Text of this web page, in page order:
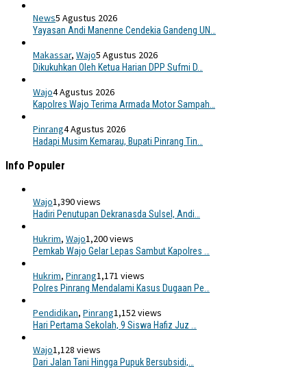
News5 Agustus 2026
Yayasan Andi Manenne Cendekia Gandeng UN…
Makassar, Wajo5 Agustus 2026
Dikukuhkan Oleh Ketua Harian DPP Sufmi D…
Wajo4 Agustus 2026
Kapolres Wajo Terima Armada Motor Sampah…
Pinrang4 Agustus 2026
Hadapi Musim Kemarau, Bupati Pinrang Tin…
Info Populer
Wajo1,390 views
Hadiri Penutupan Dekranasda Sulsel, Andi…
Hukrim, Wajo1,200 views
Pemkab Wajo Gelar Lepas Sambut Kapolres …
Hukrim, Pinrang1,171 views
Polres Pinrang Mendalami Kasus Dugaan Pe…
Pendidikan, Pinrang1,152 views
Hari Pertama Sekolah, 9 Siswa Hafiz Juz …
Wajo1,128 views
Dari Jalan Tani Hingga Pupuk Bersubsidi,…